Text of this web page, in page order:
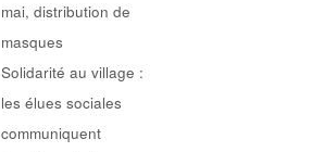
mai, distribution de
masques
Solidarité au village :
les élues sociales
communiquent